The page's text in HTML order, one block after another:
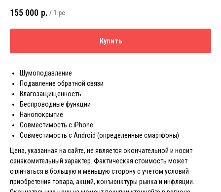
155 000 р. / 1 pc
Купить
Шумоподавление
Подавление обратной связи
Влагозащищенность
Беспроводные функции
Нанопокрытие
Совместимость с iPhone
Совместимость с Android (определенные смартфоны)
Цена, указанная на сайте, не является окончательной и носит
ознакомительный характер. Фактическая стоимость может
отличаться в большую и меньшую сторону с учетом условий
приобретения товара, акций, конъюнктуры рынка и инфляции.